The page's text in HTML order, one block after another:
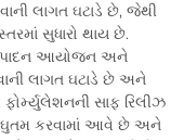
લાગત ઘટાડે છે, જેથી
સુધારો થાય છે.
આયોજન અને
લાગત ઘટાડે છે અને
સાફ રિલીઝ
કરવામાં આવે છે અને